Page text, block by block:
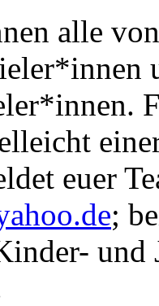
alle
euer
;
und